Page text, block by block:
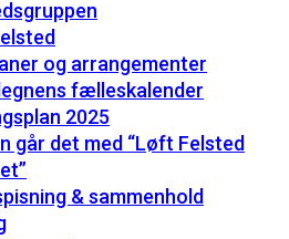
og arrangementer
fælleskalender
2025
går det med “Løft Felsted
& sammenhold